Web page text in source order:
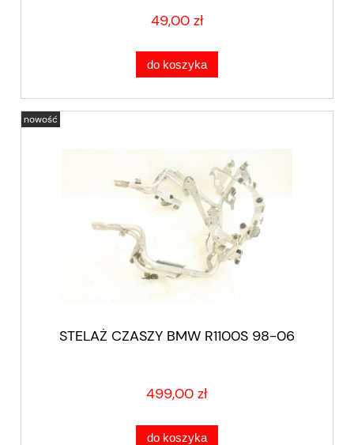
49,00 zł
do koszyka
STELAŻ CZASZY BMW R1100S 98-06
499,00 zł
do koszyka
nowość